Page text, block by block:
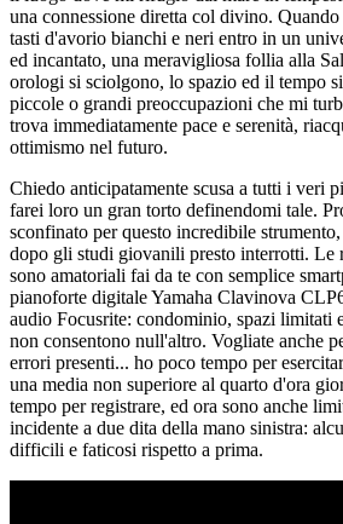
una connessione diretta col divino.
tasti d'avorio bianchi e neri entro in un
ed incantato, una meravigliosa follia alla
orologi si sciolgono, lo spazio ed il tempo
piccole o grandi preoccupazioni che mi
trova immediatamente pace e serenità,
ottimismo nel futuro.
Chiedo anticipatamente scusa a tutti i veri
farei loro un gran torto definendomi tale.
sconfinato per questo incredibile
dopo gli studi giovanili presto interrotti. Le
sono amatoriali fai da te con semplice
pianoforte digitale Yamaha Clavinova
audio Focusrite: condominio, spazi limitati
non consentono null'altro. Vogliate anche
errori presenti... ho poco tempo per
una media non superiore al quarto d'ora
tempo per registrare, ed ora sono anche
incidente a due dita della mano sinistra:
difficili e faticosi rispetto a prima.